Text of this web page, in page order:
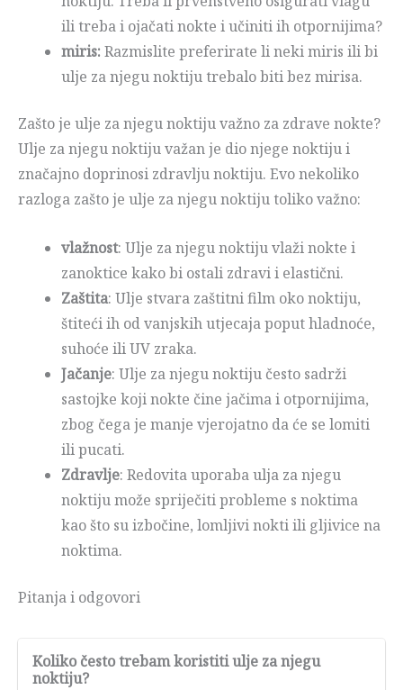
ili treba i ojačati nokte i učiniti ih otpornijima?
miris: Razmislite preferirate li neki miris ili bi
ulje za njegu noktiju trebalo biti bez mirisa.
Zašto je ulje za njegu noktiju važno za zdrave nokte?
Ulje za njegu noktiju važan je dio njege noktiju i
značajno doprinosi zdravlju noktiju. Evo nekoliko
razloga zašto je ulje za njegu noktiju toliko važno:
vlažnost: Ulje za njegu noktiju vlaži nokte i
zanoktice kako bi ostali zdravi i elastični.
Zaštita: Ulje stvara zaštitni film oko noktiju,
štiteći ih od vanjskih utjecaja poput hladnoće,
suhoće ili UV zraka.
Jačanje: Ulje za njegu noktiju često sadrži
sastojke koji nokte čine jačima i otpornijima,
zbog čega je manje vjerojatno da će se lomiti
ili pucati.
Zdravlje: Redovita uporaba ulja za njegu
noktiju može spriječiti probleme s noktima
kao što su izbočine, lomljivi nokti ili gljivice na
noktima.
Pitanja i odgovori
Koliko često trebam koristiti ulje za njegu
noktiju?